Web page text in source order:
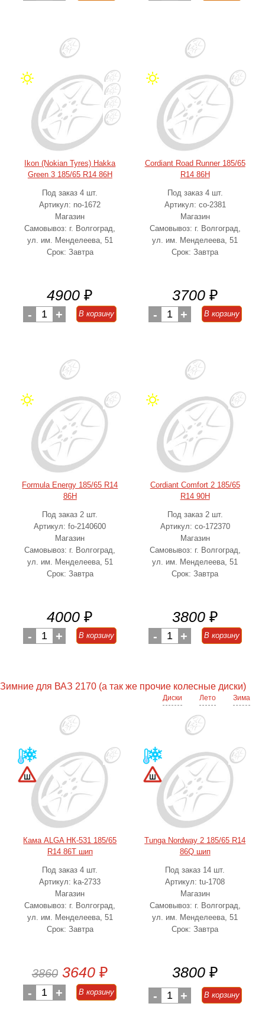
Ikon (Nokian Tyres) Hakka
Green 3 185/65 R14 86H
Под заказ 4 шт.
Артикул: no-1672
Магазин
Самовывоз: г. Волгоград,
ул. им. Менделеева, 51
Срок: Завтра
4900 ₽
- 1 + В корзину
Cordiant Road Runner 185/65
R14 86H
Под заказ 4 шт.
Артикул: co-2381
Магазин
Самовывоз: г. Волгоград,
ул. им. Менделеева, 51
Срок: Завтра
3700 ₽
- 1 + В корзину
Formula Energy 185/65 R14
86H
Под заказ 2 шт.
Артикул: fo-2140600
Магазин
Самовывоз: г. Волгоград,
ул. им. Менделеева, 51
Срок: Завтра
4000 ₽
- 1 + В корзину
Cordiant Comfort 2 185/65
R14 90H
Под заказ 2 шт.
Артикул: co-172370
Магазин
Самовывоз: г. Волгоград,
ул. им. Менделеева, 51
Срок: Завтра
3800 ₽
- 1 + В корзину
Зимние для ВАЗ 2170 (а так же прочие колесные диски)
Диски Лето Зима
Кама ALGA НК-531 185/65
R14 86T шип
Под заказ 4 шт.
Артикул: ka-2733
Магазин
Самовывоз: г. Волгоград,
ул. им. Менделеева, 51
Срок: Завтра
3860 3640 ₽
- 1 + В корзину
Tunga Nordway 2 185/65 R14
86Q шип
Под заказ 14 шт.
Артикул: tu-1708
Магазин
Самовывоз: г. Волгоград,
ул. им. Менделеева, 51
Срок: Завтра
3800 ₽
- 1 + В корзину